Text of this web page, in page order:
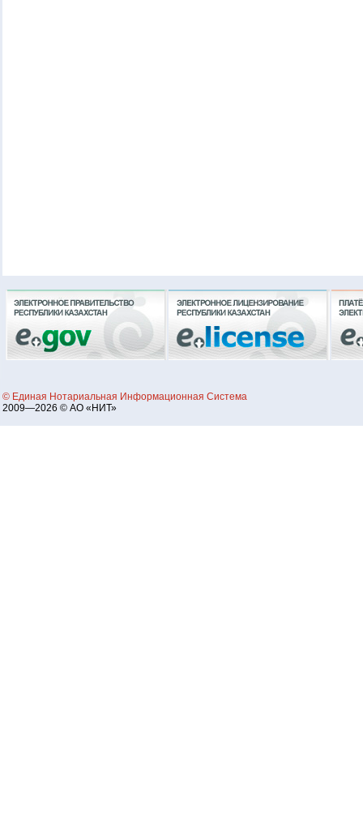
© Единая Нотариальная Информационная Система
2009—2026 © АО «НИТ»